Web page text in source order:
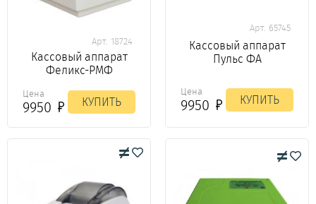
Арт. 18724
Кассовый аппарат
Феликс-РМФ
Цена
9950 КУПИТЬ
Арт. 65745
Кассовый аппарат
Пульс ФА
Цена
9950 КУПИТЬ